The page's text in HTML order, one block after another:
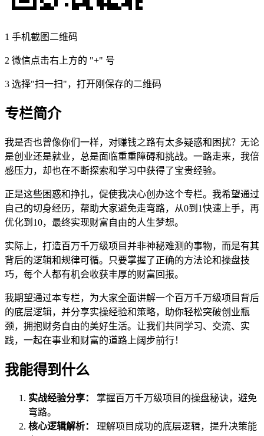
1 手机截图二维码
2 微信点击右上方的 "+" 号
3 选择"扫一扫"，打开刚保存的二维码
专栏简介
我是否也曾像你们一样，对赚钱之路有太多疑惑和困扰？无论
是创业还是就业，总是面临重重障碍和挑战。一路走来，我倍
感压力，却也在不断探索和学习中获得了宝贵经验。
正是这些困惑和挣扎，促使我决心创办这个专栏。我希望通过
自己的切身经历，帮助大家避免走弯路，从0到1快速上手，再
优化到10，最终实现财富自由的人生梦想。
实际上，打造百万千万级项目并非神秘难测的事物，而是有其
背后的逻辑和规律可循。只要掌握了正确的方法论和操盘技
巧，每个人都有机会收获丰厚的财富回报。
我期望通过本专栏，为大家全面讲解一个百万千万级项目背后
的底层逻辑，并分享实操经验和策略，助你轻松突破创业瓶
颈，拥抱财务自由的美好生活。让我们共同学习、交流、实
践，一起在事业和财富的道路上阔步前行！
我能得到什么
实战经验分享：
掌握百万千万级项目的操盘秘诀，避免
弯路。
核心逻辑解析：
理解项目成功的底层逻辑，提升决策能